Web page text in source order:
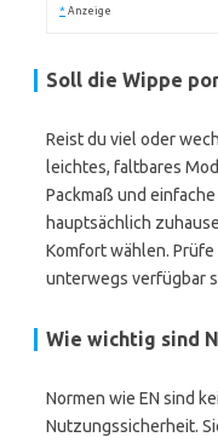
* Anzeige
Soll die Wippe
Reist du viel oder
leichtes, faltbares
Packmaß und
hauptsächlich
Komfort wählen.
unterwegs verfügbar
Wie wichtig sind
Normen wie EN sind
Nutzungssicherheit.